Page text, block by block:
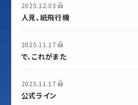
2025.12.03
人見、紙飛行機
2025.11.17
で、これがまた
2025.11.17
公式ライン